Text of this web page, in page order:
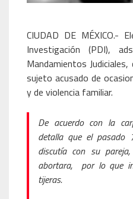
CIUDAD DE MÉXICO.-
Investigación (PDI),
Mandamientos
sujeto acusado de
y de violencia familiar.
De acuerdo con la
detalla que el pasado
discutía con su
abortara, por lo que
tijeras.